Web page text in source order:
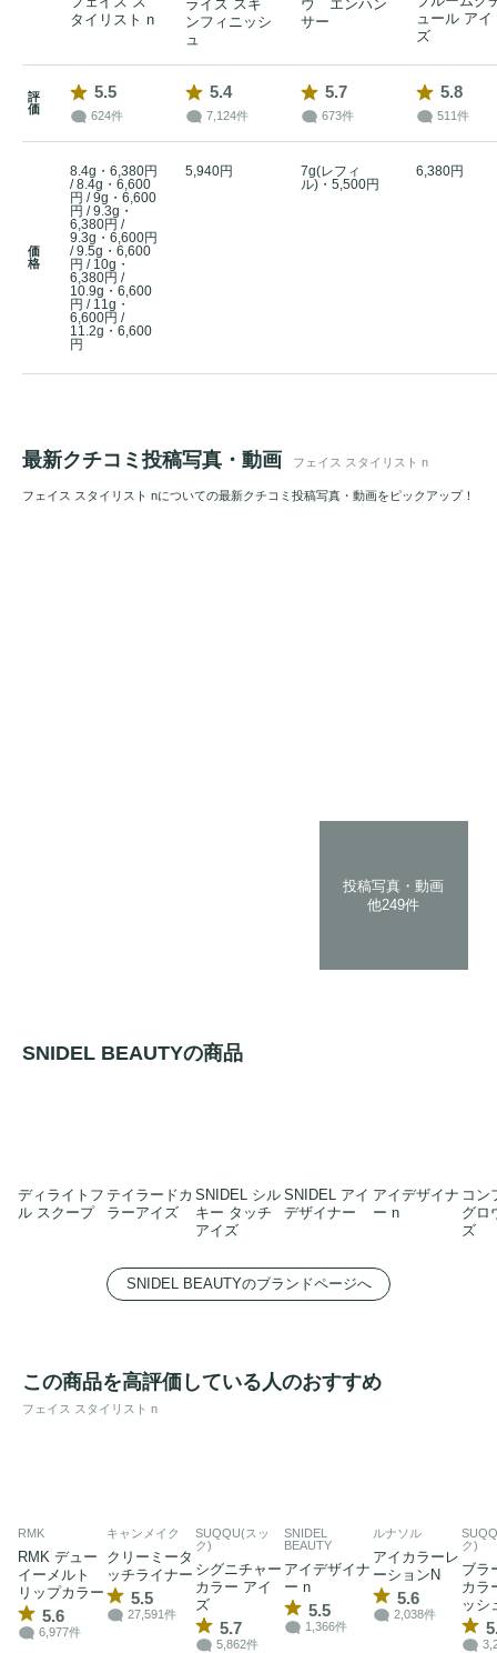
タイリスト n
ライズ スキ
ンフィニッシ
ュ
ウ エンハン
サー
ュール アイ
ズ
評
価
5.5
624件
5.4
7,124件
5.7
673件
5.8
511件
価
格
8.4g・6,380円
/ 8.4g・6,600
円 / 9g・6,600
円 / 9.3g・
6,380円 /
9.3g・6,600円
/ 9.5g・6,600
円 / 10g・
6,380円 /
10.9g・6,600
円 / 11g・
6,600円 /
11.2g・6,600
円
5,940円
7g(レフィ
ル)・5,500円
6,380円
最新クチコミ投稿写真・動画 フェイス スタイリスト n
フェイス スタイリスト nについての最新クチコミ投稿写真・動画をピックアップ！
投稿写真・動画
他249件
SNIDEL BEAUTYの商品
ディライトフ
ル スクープ
テイラードカ
ラーアイズ
SNIDEL シル
キー タッチ
アイズ
SNIDEL アイ
デザイナー
アイデザイナ
ー n
コン
グロ
ズ
SNIDEL BEAUTYのブランドページへ
この商品を高評価している人のおすすめ
フェイス スタイリスト n
RMK
RMK デュー
イーメルト
リップカラー
5.6
6,977件
キャンメイク
クリーミータ
ッチライナー
5.5
27,591件
SUQQU(スッ
ク)
シグニチャー
カラー アイ
ズ
5.7
5,862件
SNIDEL
BEAUTY
アイデザイナ
ー n
5.5
1,366件
ルナソル
アイカラーレ
ーションN
5.6
2,038件
ク)
ブラ
カラ
ッシ